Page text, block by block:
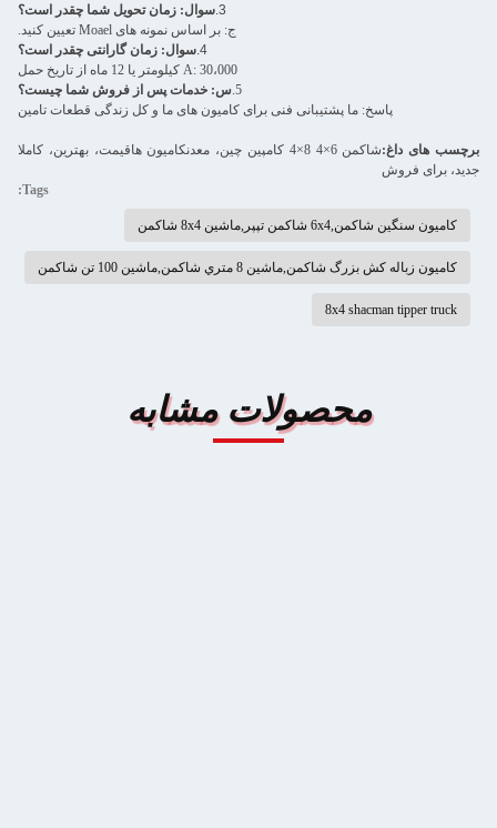
3. سوال: زمان تحویل شما چقدر است؟
ج: بر اساس نمونه های Moael تعیین کنید.
4. سوال: زمان گارانتی چقدر است؟
A: 30،000 کیلومتر یا 12 ماه از تاریخ حمل
5. س: خدمات پس از فروش شما چیست؟
پاسخ: ما پشتیبانی فنی برای کامیون های ما و کل زندگی قطعات تامین
برچسب های داغ:شاکمن 6×4 8×4 کامپين چين، معدن کامیون هاقیمت، بهترین، کاملا
جدید، برای فروش
Tags:
کامیون سنگین شاکمن,6x4 شاکمن تپپر,ماشين 8x4 شاکمن
کامیون زباله کش بزرگ شاکمن,ماشين 8 متري شاکمن,ماشين 100 تن شاکمن
8x4 shacman tipper truck
محصولات مشابه